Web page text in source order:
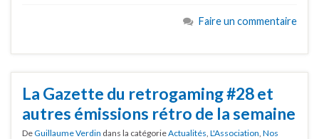
Faire un commentaire
La Gazette du retrogaming #28 et
autres émissions rétro de la semaine
DeGuillaume Verdin dans la catégorieActualités L'Association Nos